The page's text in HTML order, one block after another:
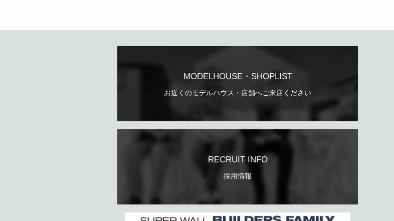
MODELHOUSE・SHOPLIST
お近くのモデルハウス・店舗へご来店ください
RECRUIT INFO
採用情報